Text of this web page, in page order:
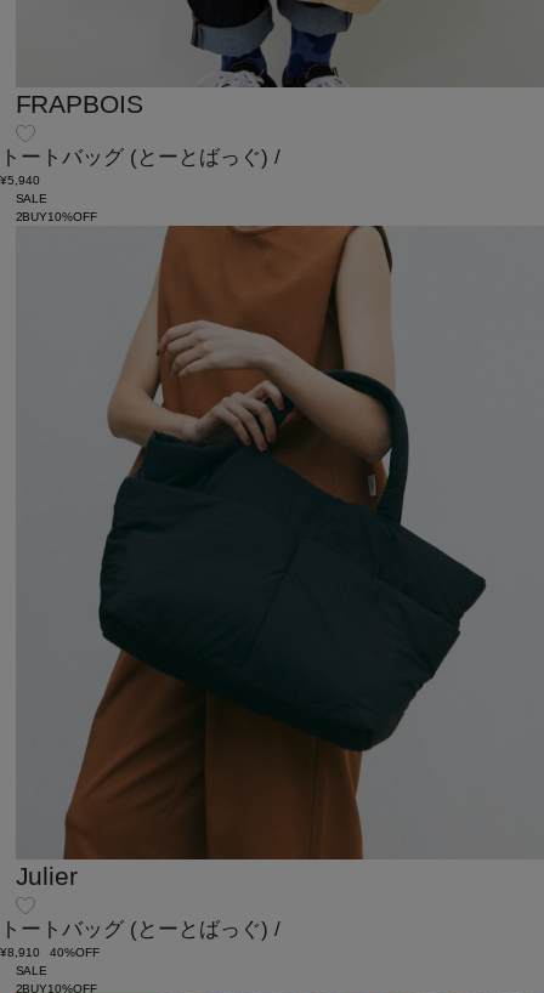
FRAPBOIS
トートバッグ (とーとばっぐ) /
¥5,940
SALE
2BUY10%OFF
Julier
トートバッグ (とーとばっぐ) /
¥8,910
40%OFF
SALE
2BUY10%OFF